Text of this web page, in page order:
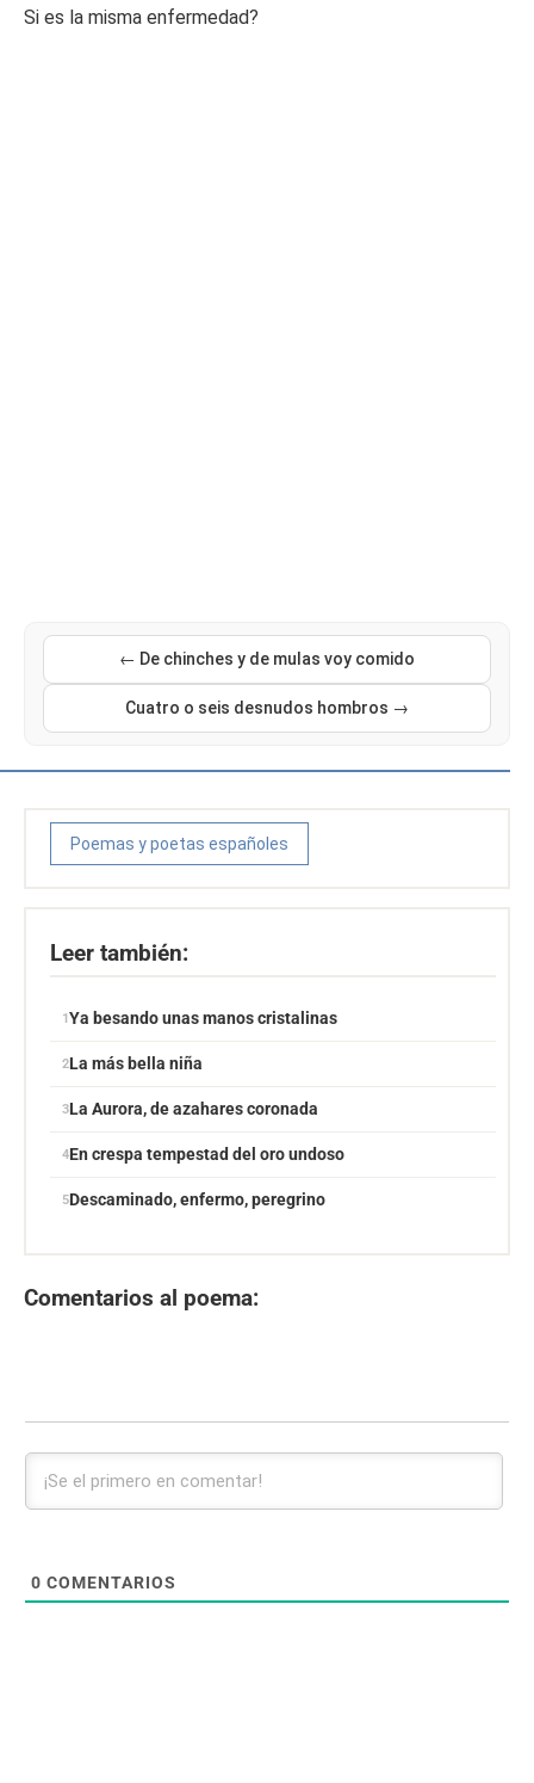
Si es la misma enfermedad?
← De chinches y de mulas voy comido
Cuatro o seis desnudos hombros →
Poemas y poetas españoles
Leer también:
Ya besando unas manos cristalinas
La más bella niña
La Aurora, de azahares coronada
En crespa tempestad del oro undoso
Descaminado, enfermo, peregrino
Comentarios al poema:
0 COMENTARIOS